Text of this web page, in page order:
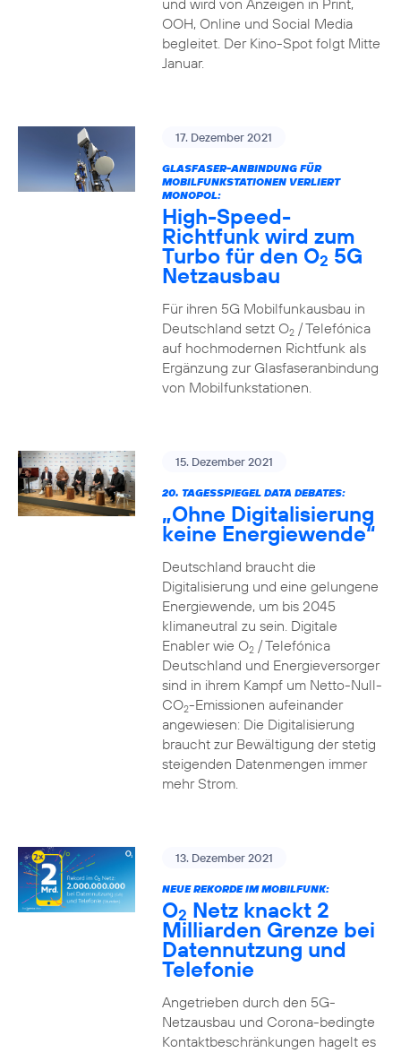
OOH, Online und Social Media
begleitet. Der Kino-Spot folgt Mitte
Januar.
17. Dezember 2021
GLASFASER-ANBINDUNG FÜR
MOBILFUNKSTATIONEN VERLIERT
MONOPOL:
High-Speed-
Richtfunk wird zum
Turbo für den O2 5G
Netzausbau
Für ihren 5G Mobilfunkausbau in
Deutschland setzt O2/ Telefónica
auf hochmodernen Richtfunk als
Ergänzung zur Glasfaseranbindung
von Mobilfunkstationen.
15. Dezember 2021
20. TAGESSPIEGEL DATA DEBATES:
„Ohne Digitalisierung
keine Energiewende“
Deutschland braucht die
Digitalisierung und eine gelungene
Energiewende, um bis 2045
klimaneutral zu sein. Digitale
Enabler wie O2/ Telefónica
Deutschland und Energieversorger
sind in ihrem Kampf um Netto-Null-
CO2-Emissionen aufeinander
angewiesen: Die Digitalisierung
braucht zur Bewältigung der stetig
steigenden Datenmengen immer
mehr Strom.
13. Dezember 2021
NEUE REKORDE IM MOBILFUNK:
O2 Netz knackt 2
Milliarden Grenze bei
Datennutzung und
Telefonie
Angetrieben durch den 5G-
Netzausbau und Corona-bedingte
Kontaktbeschränkungen hagelt es